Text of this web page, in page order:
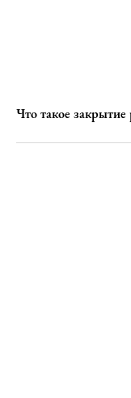
Что такое закрытие